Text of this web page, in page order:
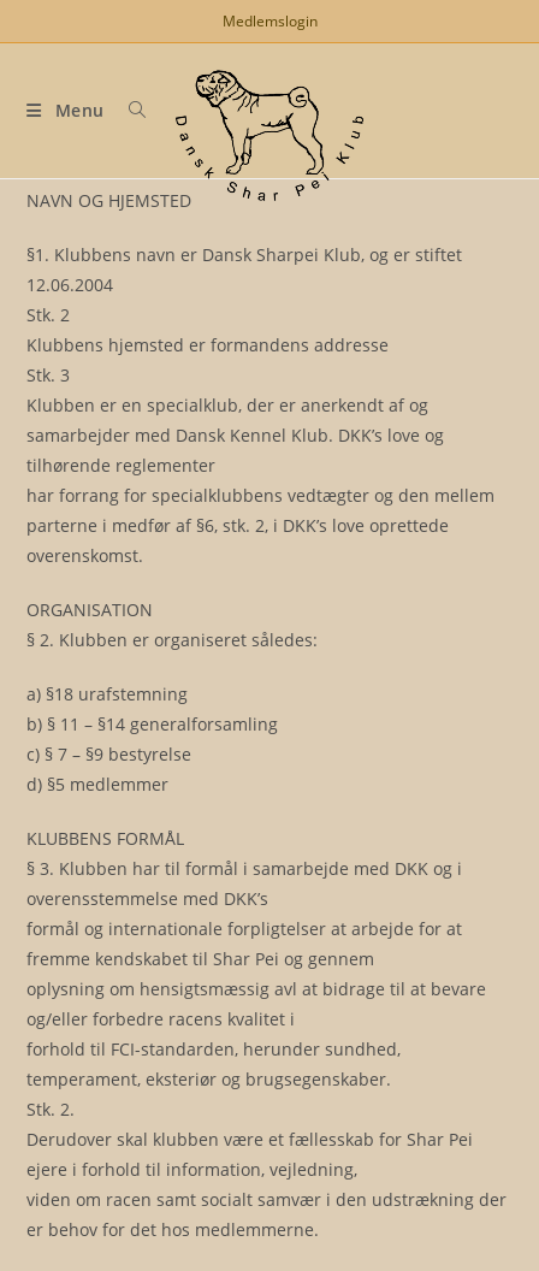
to
Medlemslogin
Menu
NAVN OG HJEMSTED
§1. Klubbens navn er Dansk Sharpei Klub, og er stiftet
12.06.2004
Stk. 2
Klubbens hjemsted er formandens addresse
Stk. 3
Klubben er en specialklub, der er anerkendt af og
samarbejder med Dansk Kennel Klub. DKK’s love og
tilhørende reglementer
har forrang for specialklubbens vedtægter og den mellem
parterne i medfør af §6, stk. 2, i DKK’s love oprettede
overenskomst.
ORGANISATION
§ 2. Klubben er organiseret således:
a) §18 urafstemning
b) § 11 – §14 generalforsamling
c) § 7 – §9 bestyrelse
d) §5 medlemmer
KLUBBENS FORMÅL
§ 3. Klubben har til formål i samarbejde med DKK og i
overensstemmelse med DKK’s
formål og internationale forpligtelser at arbejde for at
fremme kendskabet til Shar Pei og gennem
oplysning om hensigtsmæssig avl at bidrage til at bevare
og/eller forbedre racens kvalitet i
forhold til FCI-standarden, herunder sundhed,
temperament, eksteriør og brugsegenskaber.
Stk. 2.
Derudover skal klubben være et fællesskab for Shar Pei
ejere i forhold til information, vejledning,
viden om racen samt socialt samvær i den udstrækning der
er behov for det hos medlemmerne.